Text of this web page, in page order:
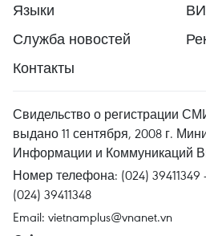
Языки
Служба новостей
Контакты
Свидельство о регистрации
выдано 11 сентября, 2008 г.
Информации и Коммуникаций
Номер телефона: (024) 39411349 -
(024) 39411348
Email: vietnamplus@vnanet.vn